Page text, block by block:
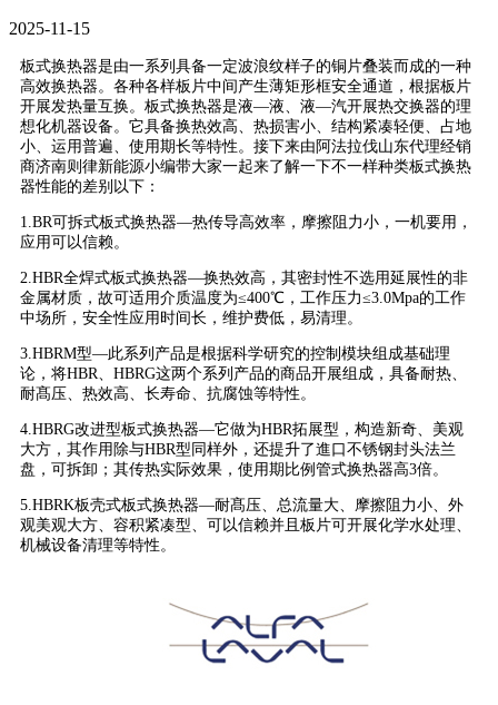
2025-11-15
板式换热器是由一系列具备一定波浪纹样子的铜片叠装而成的一种
高效换热器。各种各样板片中间产生薄矩形框安全通道，根据板片
开展发热量互换。板式换热器是液—液、液—汽开展热交换器的理
想化机器设备。它具备换热效高、热损害小、结构紧凑轻便、占地
小、运用普遍、使用期长等特性。接下来由阿法拉伐山东代理经销
商济南则律新能源小编带大家一起来了解一下不一样种类板式换热
器性能的差别以下：
1.BR可拆式板式换热器—热传导高效率，摩擦阻力小，一机要用，
应用可以信赖。
2.HBR全焊式板式换热器—换热效高，其密封性不选用延展性的非
金属材质，故可适用介质温度为≤400℃，工作压力≤3.0Mpa的工作
中场所，安全性应用时间长，维护费低，易清理。
3.HBRM型—此系列产品是根据科学研究的控制模块组成基础理
论，将HBR、HBRG这两个系列产品的商品开展组成，具备耐热、
耐髙压、热效高、长寿命、抗腐蚀等特性。
4.HBRG改进型板式换热器—它做为HBR拓展型，构造新奇、美观
大方，其作用除与HBR型同样外，还提升了進口不锈钢封头法兰
盘，可拆卸；其传热实际效果，使用期比例管式换热器高3倍。
5.HBRK板壳式板式换热器—耐髙压、总流量大、摩擦阻力小、外
观美观大方、容积紧凑型、可以信赖并且板片可开展化学水处理、
机械设备清理等特性。